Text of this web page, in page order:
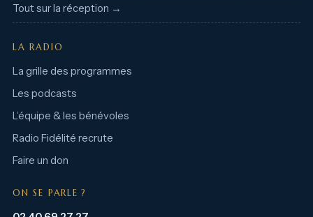
Tout sur la réception →
LA RADIO
La grille des programmes
Les podcasts
L’équipe & les bénévoles
Radio Fidélité recrute
Faire un don
ON SE PARLE ?